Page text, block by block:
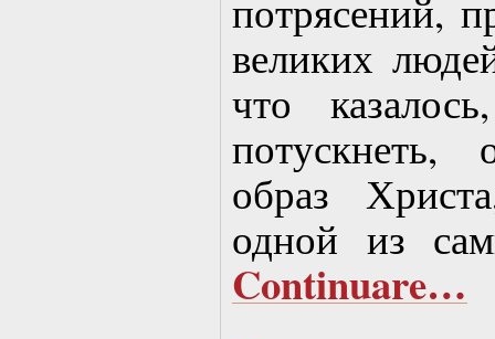
потрясений,
великих
что
потускнеть,
образ
одной из
Continuare…